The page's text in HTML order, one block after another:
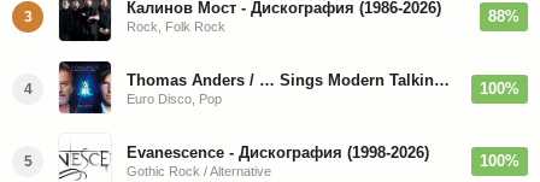
3 Калинов Мост - Дискография (1986-2026)
Rock, Folk Rock
88%
4 Thomas Anders / … Sings Modern Talking: The Best hi-res
Euro Disco, Pop
100%
5 Evanescence - Дискография (1998-2026)
Gothic Rock / Alternative
100%